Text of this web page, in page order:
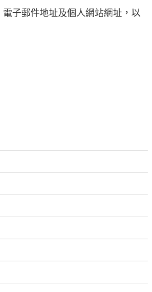
子郵件地址及個人網站網址，以